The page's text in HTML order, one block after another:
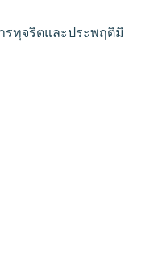
รทุจริตและประพฤติมิ